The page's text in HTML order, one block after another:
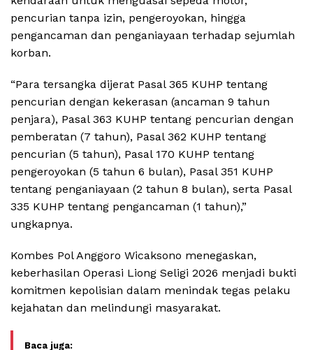
pencurian tanpa izin, pengeroyokan, hingga
pengancaman dan penganiayaan terhadap sejumlah
korban.
“Para tersangka dijerat Pasal 365 KUHP tentang
pencurian dengan kekerasan (ancaman 9 tahun
penjara), Pasal 363 KUHP tentang pencurian dengan
pemberatan (7 tahun), Pasal 362 KUHP tentang
pencurian (5 tahun), Pasal 170 KUHP tentang
pengeroyokan (5 tahun 6 bulan), Pasal 351 KUHP
tentang penganiayaan (2 tahun 8 bulan), serta Pasal
335 KUHP tentang pengancaman (1 tahun),”
ungkapnya.
Kombes Pol Anggoro Wicaksono menegaskan,
keberhasilan Operasi Liong Seligi 2026 menjadi bukti
komitmen kepolisian dalam menindak tegas pelaku
kejahatan dan melindungi masyarakat.